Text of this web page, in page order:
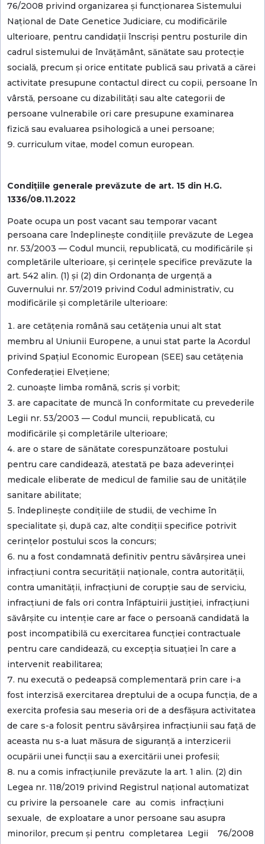
76/2008 privind organizarea și funcționarea Sistemului
Național de Date Genetice Judiciare, cu modificările
ulterioare, pentru candidații înscriși pentru posturile din
cadrul sistemului de învățământ, sănătate sau protecție
socială, precum și orice entitate publică sau privată a cărei
activitate presupune contactul direct cu copii, persoane în
vârstă, persoane cu dizabilități sau alte categorii de
persoane vulnerabile ori care presupune examinarea
fizică sau evaluarea psihologică a unei persoane;
curriculum vitae, model comun european.
Condiţiile generale prevăzute de art. 15 din H.G.
1336/08.11.2022
Poate ocupa un post vacant sau temporar vacant
persoana care îndeplinește condițiile prevăzute de Legea
nr. 53/2003 — Codul muncii, republicată, cu modificările și
completările ulterioare, și cerințele specifice prevăzute la
art. 542 alin. (1) și (2) din Ordonanța de urgență a
Guvernului nr. 57/2019 privind Codul administrativ, cu
modificările și completările ulterioare:
are cetățenia română sau cetățenia unui alt stat
membru al Uniunii Europene, a unui stat parte la Acordul
privind Spațiul Economic European (SEE) sau cetățenia
Confederației Elvețiene;
cunoaște limba română, scris și vorbit;
are capacitate de muncă în conformitate cu prevederile
Legii nr. 53/2003 — Codul muncii, republicată, cu
modificările și completările ulterioare;
are o stare de sănătate corespunzătoare postului
pentru care candidează, atestată pe baza adeverinței
medicale eliberate de medicul de familie sau de unitățile
sanitare abilitate;
îndeplinește condițiile de studii, de vechime în
specialitate și, după caz, alte condiții specifice potrivit
cerințelor postului scos la concurs;
nu a fost condamnată definitiv pentru săvârșirea unei
infracțiuni contra securității naționale, contra autorității,
contra umanității, infracțiuni de corupție sau de serviciu,
infracțiuni de fals ori contra înfăptuirii justiției, infracțiuni
săvârșite cu intenție care ar face o persoană candidată la
post incompatibilă cu exercitarea funcției contractuale
pentru care candidează, cu excepția situației în care a
intervenit reabilitarea;
nu execută o pedeapsă complementară prin care i-a
fost interzisă exercitarea dreptului de a ocupa funcția, de a
exercita profesia sau meseria ori de a desfășura activitatea
de care s-a folosit pentru săvârșirea infracțiunii sau față de
aceasta nu s-a luat măsura de siguranță a interzicerii
ocupării unei funcții sau a exercitării unei profesii;
nu a comis infracțiunile prevăzute la art. 1 alin. (2) din
Legea nr. 118/2019 privind Registrul național automatizat
cu privire la persoanele care au comis infracțiuni
sexuale, de exploatare a unor persoane sau asupra
minorilor, precum și pentru completarea Legii 76/2008